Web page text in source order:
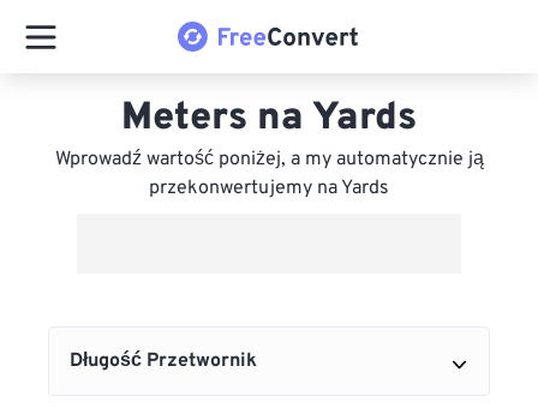
Meters na Yards
Wprowadź wartość poniżej, a my automatycznie ją
przekonwertujemy na Yards